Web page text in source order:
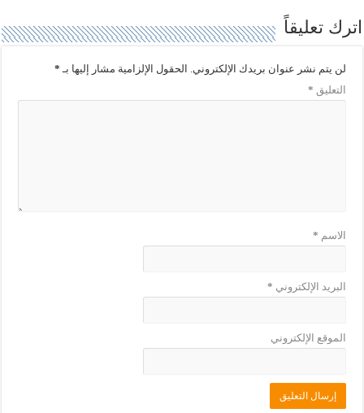
ج
د
ة
)
ة
ج
د
د
ة
اترك تعليقاً
لن يتم نشر عنوان بريدك الإلكتروني. الحقول الإلزامية مشار إليها بـ *
التعليق *
الاسم *
البريد الإلكتروني *
الموقع الإلكتروني